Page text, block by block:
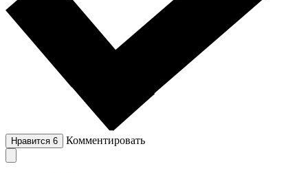
Нравится 6 Комментировать